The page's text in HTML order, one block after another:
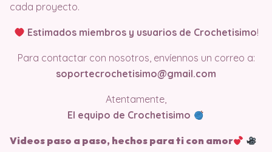
cada proyecto.
Estimados miembros y usuarios de Crochetisimo!
Para contactar con nosotros, envíennos un correo a:
soportecrochetisimo@gmail.com
Atentamente,
El equipo de Crochetisimo
Videos paso a paso, hechos para ti con amor